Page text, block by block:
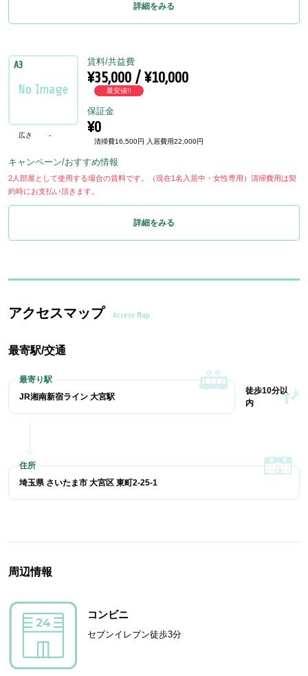
詳細をみる
A3
広さ -
賃料/共益費
¥35,000 / ¥10,000
最安値!!
保証金
¥0
清掃費16,500円 入居費用22,000円
キャンペーン/おすすめ情報
2人部屋として使用する場合の賃料です。（現在1名入居中・女性専用）清掃費用は契
約時にお支払い頂きます。
詳細をみる
アクセスマップ Access Map
最寄駅/交通
JR湘南新宿ライン 大宮駅
徒歩10分以
内
埼玉県 さいたま市 大宮区 東町2-25-1
周辺情報
コンビニ
セブンイレブン徒歩3分